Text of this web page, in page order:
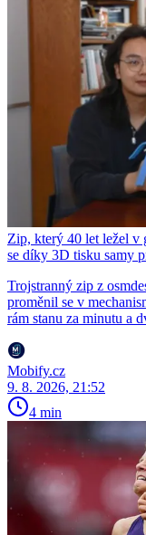
Zip, který 40 let ležel v
se díky 3D tisku samy
Trojstranný zip z
proměnil se v
rám stanu za minutu a
Mobify.cz
9. 8. 2026, 21:52
4 min